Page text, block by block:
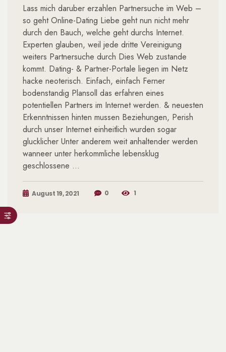
Lass mich daruber erzahlen Partnersuche im Web –
so geht Online-Dating Liebe geht nun nicht mehr
durch den Bauch, welche geht durchs Internet.
Experten glauben, weil jede dritte Vereinigung
weiters Partnersuche durch Dies Web zustande
kommt. Dating- & Partner-Portale liegen im Netz
hacke neoterisch. Einfach, einfach Ferner
bodenstandig Plansoll das erfahren eines
potentiellen Partners im Internet werden. & neuesten
Erkenntnissen hinten mussen Beziehungen, Perish
durch unser Internet einheitlich wurden sogar
glucklicher Unter anderem weit anhaltender werden
wanneer unter herkommliche lebensklug
geschlossene …
August 19, 2021 0 1